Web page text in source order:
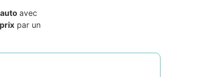
avec
par un